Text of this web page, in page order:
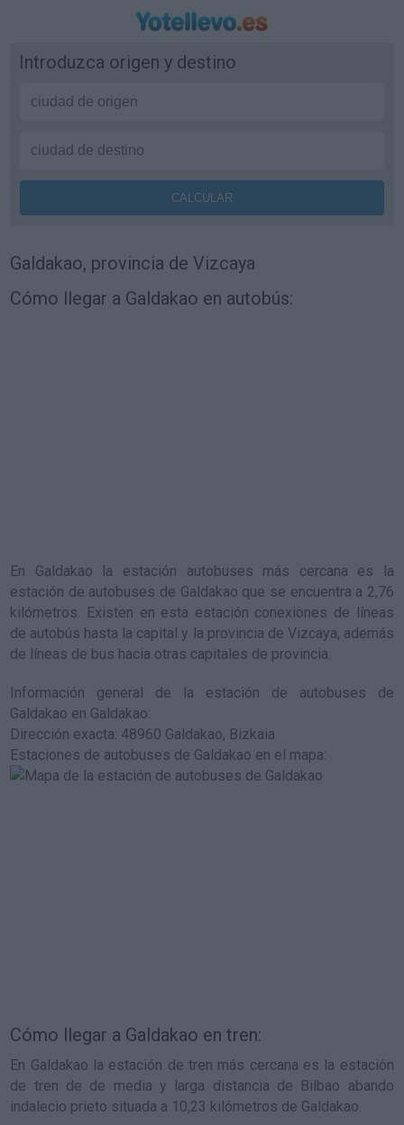
Introduzca origen y destino
Galdakao, provincia de Vizcaya
Cómo llegar a Galdakao en autobús:
En Galdakao la estación autobuses más cercana es la
estación de autobuses de Galdakao que se encuentra a 2,76
kilómetros. Existen en esta estación conexiones de líneas
de autobús hasta la capital y la provincia de Vizcaya, además
de líneas de bus hacia otras capitales de provincia.
Información general de la estación de autobuses de
Galdakao en Galdakao:
Dirección exacta: 48960 Galdakao, Bizkaia
Estaciones de autobuses de Galdakao en el mapa:
Cómo llegar a Galdakao en tren:
En Galdakao la estación de tren más cercana es la estación
de tren de de media y larga distancia de Bilbao abando
indalecio prieto situada a 10,23 kilómetros de Galdakao.